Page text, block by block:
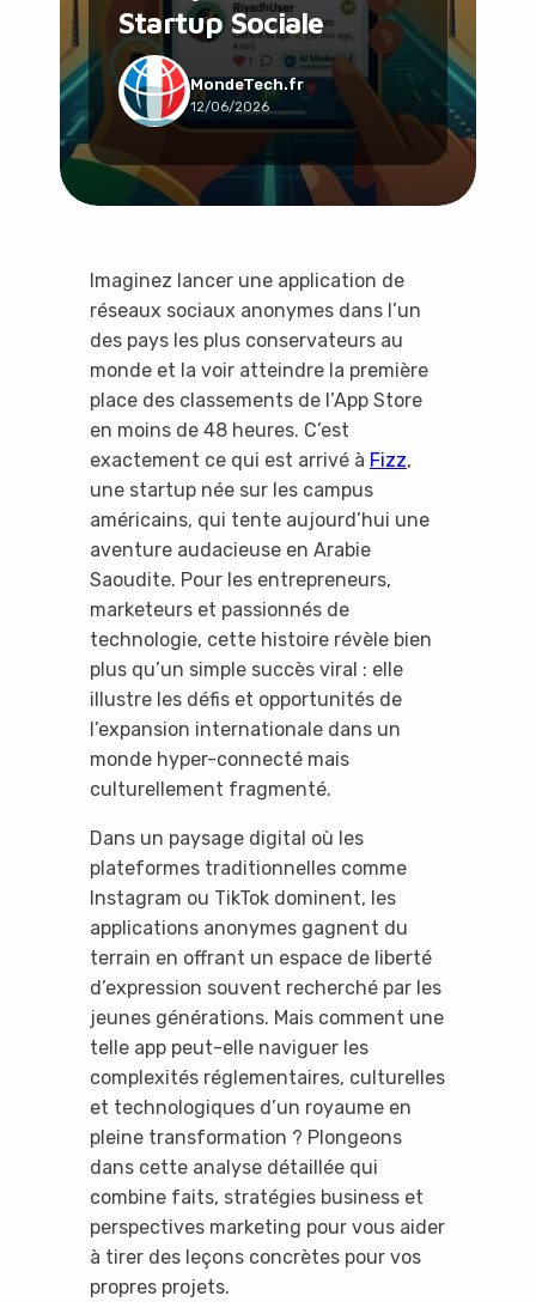
Startup Sociale
MondeTech.fr
12/06/2026
Imaginez lancer une application de
réseaux sociaux anonymes dans l’un
des pays les plus conservateurs au
monde et la voir atteindre la première
place des classements de l’App Store
en moins de 48 heures. C’est
exactement ce qui est arrivé à Fizz,
une startup née sur les campus
américains, qui tente aujourd’hui une
aventure audacieuse en Arabie
Saoudite. Pour les entrepreneurs,
marketeurs et passionnés de
technologie, cette histoire révèle bien
plus qu’un simple succès viral : elle
illustre les défis et opportunités de
l’expansion internationale dans un
monde hyper-connecté mais
culturellement fragmenté.
Dans un paysage digital où les
plateformes traditionnelles comme
Instagram ou TikTok dominent, les
applications anonymes gagnent du
terrain en offrant un espace de liberté
d’expression souvent recherché par les
jeunes générations. Mais comment une
telle app peut-elle naviguer les
complexités réglementaires, culturelles
et technologiques d’un royaume en
pleine transformation ? Plongeons
dans cette analyse détaillée qui
combine faits, stratégies business et
perspectives marketing pour vous aider
à tirer des leçons concrètes pour vos
propres projets.
Social & Communauté
Tech & Développement
Travail & Productivité
Voyage